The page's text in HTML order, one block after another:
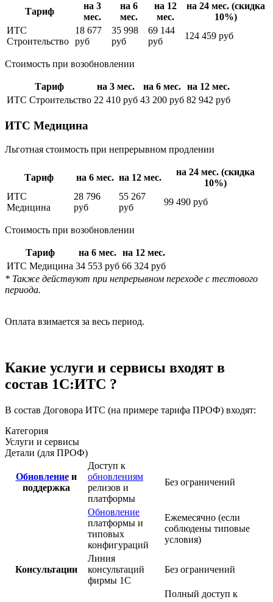
Тариф
на 3
мес.
на 6
мес.
на 12
мес.
на 24 мес. (скидка
10%)
ИТС
Строительство
18 677
руб
35 998
руб
69 144
руб
124 459 руб
Стоимость при возобновлении
Тариф на 3 мес. на 6 мес. на 12 мес.
ИТС Строительство 22 410 руб 43 200 руб 82 942 руб
ИТС Медицина
Льготная стоимость при непрерывном продлении
Тариф на 6 мес. на 12 мес.
на 24 мес. (скидка
10%)
ИТС
Медицина
28 796
руб
55 267
руб
99 490 руб
Стоимость при возобновлении
Тариф на 6 мес. на 12 мес.
ИТС Медицина 34 553 руб 66 324 руб
* Также действуют при непрерывном переходе с тестового
периода.
Оплата взимается за весь период.
Какие услуги и сервисы входят в
состав 1С:ИТС ?
В состав Договора ИТС (на примере тарифа ПРОФ) входят:
Категория
Услуги и сервисы
Детали (для ПРОФ)
Обновлениеи
поддержка
Доступ к
обновлениям
релизов и
платформы
Без ограничений
Обновление
платформы и
типовых
конфигураций
Ежемесячно (если
соблюдены типовые
условия)
Консультации
Линия
консультаций
фирмы 1С
Без ограничений
Полный доступ к